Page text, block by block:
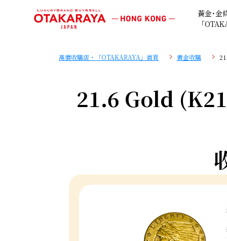
黃金･金
「
高價收購店・「OTAKARAYA」首頁 黄金收購
21.6 Gold